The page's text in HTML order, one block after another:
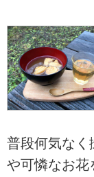
普段何気なく
や可憐なお花